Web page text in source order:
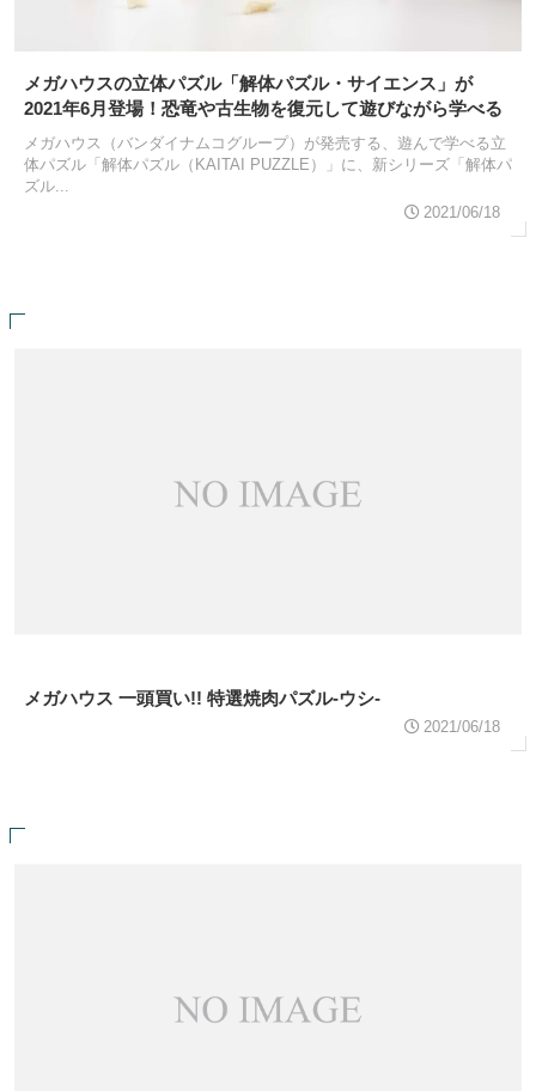
メガハウスの立体パズル「解体パズル・サイエンス」が
2021年6月登場！恐竜や古生物を復元して遊びながら学べる
メガハウス（バンダイナムコグループ）が発売する、遊んで学べる立
体パズル「解体パズル（KAITAI PUZZLE）」に、新シリーズ「解体パ
ズル...
2021/06/18
メガハウス 一頭買い!! 特選焼肉パズル-ウシ-
2021/06/18